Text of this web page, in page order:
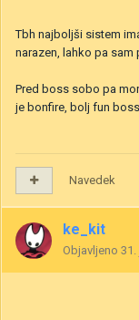
Tbh najboljši sistem
narazen, lahko pa
Pred boss sobo pa
je bonfire, bolj fun
Navedek
ke_kit
Objavljeno 31.